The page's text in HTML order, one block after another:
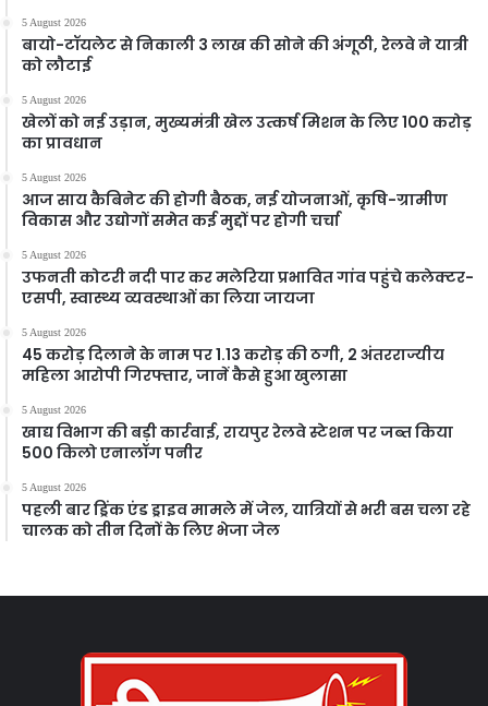
5 August 2026
बायो-टॉयलेट से निकाली 3 लाख की सोने की अंगूठी, रेलवे ने यात्री
को लौटाई
5 August 2026
खेलों को नई उड़ान, मुख्यमंत्री खेल उत्कर्ष मिशन के लिए 100 करोड़
का प्रावधान
5 August 2026
आज साय कैबिनेट की होगी बैठक, नई योजनाओं, कृषि-ग्रामीण
विकास और उद्योगों समेत कई मुद्दों पर होगी चर्चा
5 August 2026
उफनती कोटरी नदी पार कर मलेरिया प्रभावित गांव पहुंचे कलेक्टर-
एसपी, स्वास्थ्य व्यवस्थाओं का लिया जायजा
5 August 2026
45 करोड़ दिलाने के नाम पर 1.13 करोड़ की ठगी, 2 अंतरराज्यीय
महिला आरोपी गिरफ्तार, जानें कैसे हुआ खुलासा
5 August 2026
खाद्य विभाग की बड़ी कार्रवाई, रायपुर रेलवे स्टेशन पर जब्त किया
500 किलो एनालॉग पनीर
5 August 2026
पहली बार ड्रिंक एंड ड्राइव मामले में जेल, यात्रियों से भरी बस चला रहे
चालक को तीन दिनों के लिए भेजा जेल